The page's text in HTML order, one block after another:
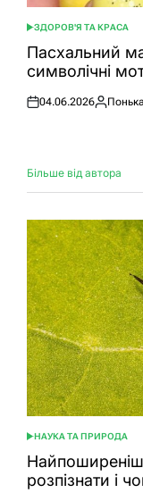
ОПУБЛІКУВАТИ
У
ЗДОРОВ'Я ТА КРАСА
Пасхальний
символічні
Оприлюднено
04.06.2026
Більше від автора
ОПУБЛІКУВАТИ
У
НАУКА ТА ПРИРОДА
розпізнати і